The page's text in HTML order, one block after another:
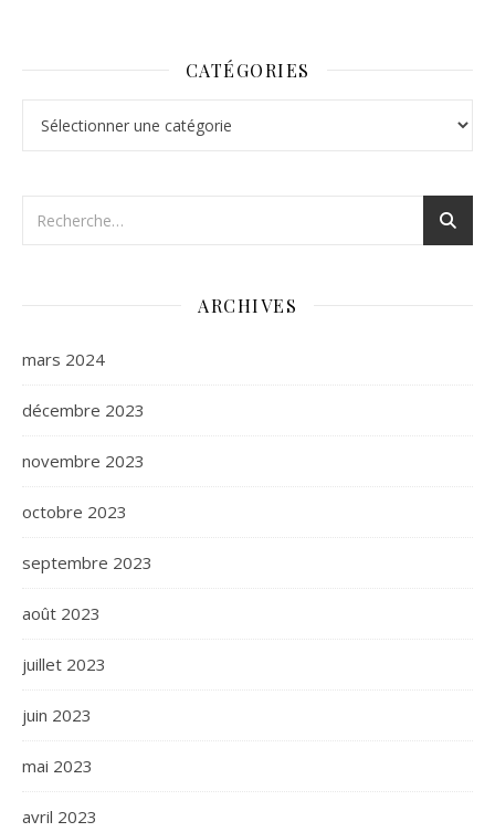
CATÉGORIES
ARCHIVES
mars 2024
décembre 2023
novembre 2023
octobre 2023
septembre 2023
août 2023
juillet 2023
juin 2023
mai 2023
avril 2023